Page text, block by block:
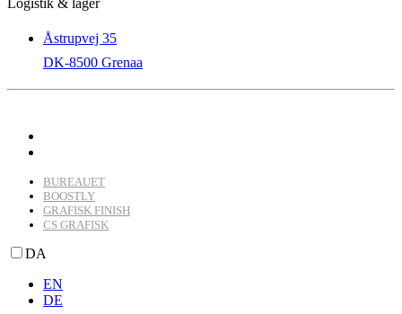
Logistik & lager
Åstrupvej 35
DK-8500 Grenaa
BUREAUET
BOOSTLY
GRAFISK FINISH
CS GRAFISK
DA
EN
DE